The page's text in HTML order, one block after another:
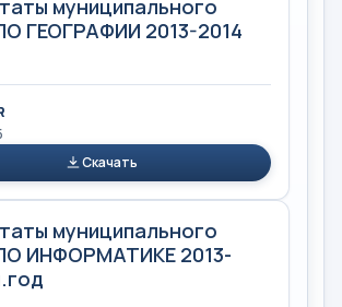
муниципального
ГЕОГРАФИИ 2013-2014
Скачать
муниципального
ИНФОРМАТИКЕ 2013-